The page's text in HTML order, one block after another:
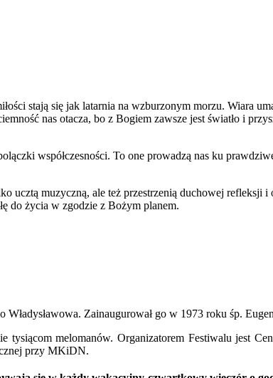
stają się jak latarnia na wzburzonym morzu. Wiara
nas otacza, bo z Bogiem zawsze jest światło i
współczesności. To one prowadzą nas ku
ucztą muzyczną, ale też przestrzenią duchowej refleksji i
do życia w zgodzie z Bożym planem.
Zainaugurował go w 1973 roku śp.
melomanów. Organizatorem Festiwalu jest
przy MKiDN.